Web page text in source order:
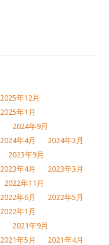
2025年12月
2025年1月
2024年9月
2024年4月
2024年2月
2023年9月
2023年4月
2023年3月
2022年11月
2022年6月
2022年5月
2022年1月
2021年9月
2021年5月
2021年4月